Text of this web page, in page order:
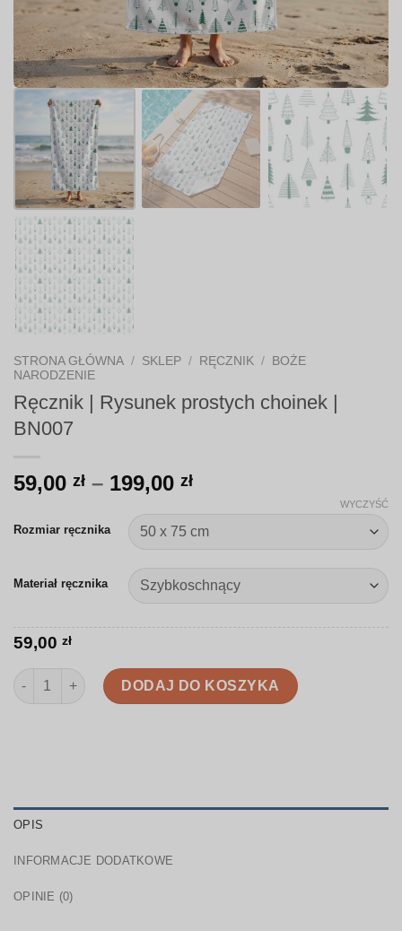
STRONA GŁÓWNA / SKLEP / RĘCZNIK /
BOŻE
NARODZENIE
Ręcznik | Rysunek prostych choinek |
BN007
59,00 zł – 199,00 złZakres
od
59,00 zł
do
199,00 zł
Rozmiar ręcznika
Materiał ręcznika
WYCZYŚĆ
59,00 zł
ilość Ręcznik | Rysunek prostych choinek | BN007
DODAJ DO KOSZYKA
OPIS
INFORMACJE DODATKOWE
OPINIE (0)